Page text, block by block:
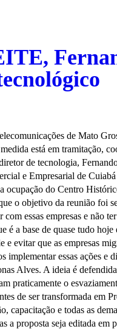
de Mato
está em
de tecnologia,
e Empresarial de
do Centro
o objetivo da reunião foi
essas empresas e não
é a base de quase tudo
evitar que as empresas
implementar essas ações
Alves. A ideia é
praticamente o
de ser transformada
capacitação e todas as
a proposta seja editada em